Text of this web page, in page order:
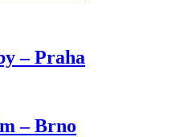
– Praha
– Brno